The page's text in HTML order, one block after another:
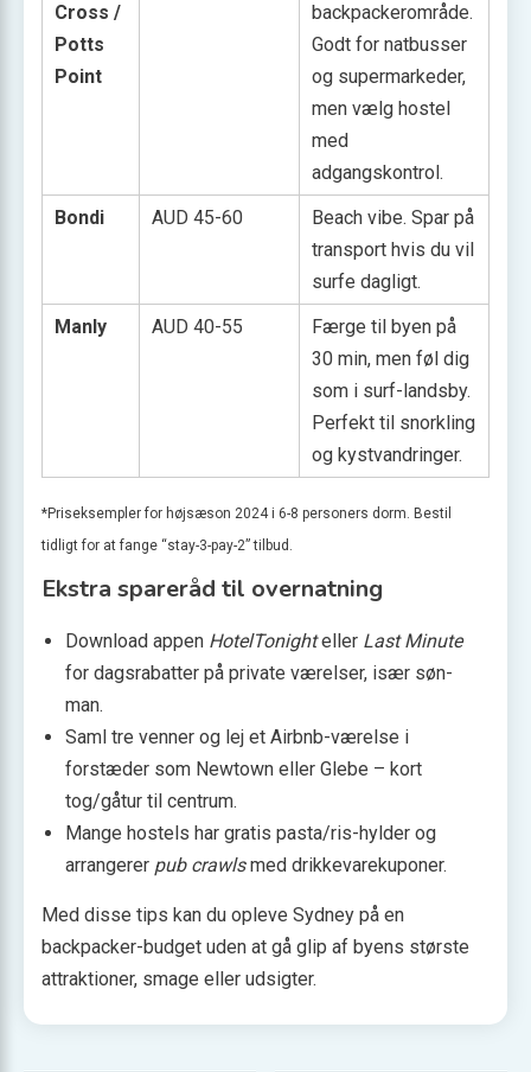
Cross /
Potts
Point
backpackerområde.
Godt for natbusser
og supermarkeder,
men vælg hostel
med
adgangskontrol.
Bondi
AUD 45-60
Beach vibe. Spar på
transport hvis du vil
surfe dagligt.
Manly
AUD 40-55
Færge til byen på
30 min, men føl dig
som i surf-landsby.
Perfekt til snorkling
og kystvandringer.
*Pris­eksempler for højsæson 2024 i 6-8 personers dorm. Bestil
tidligt for at fange “stay-3-pay-2” tilbud.
Ekstra spareråd til overnatning
Download appen HotelTonighteller Last Minute
for dags­rabatter på private værelser, især søn-
man.
Saml tre venner og lej et Airbnb-værelse i
forstæder som Newtown eller Glebe – kort
tog/gåtur til centrum.
Mange hostels har gratis pasta/ris-hylder og
arrangerer pub crawlsmed drikkevarekuponer.
Med disse tips kan du opleve Sydney på en
backpacker-budget uden at gå glip af byens største
attraktioner, smage eller udsigter.